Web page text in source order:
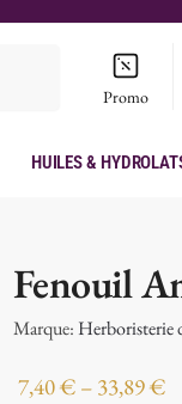
Promo
Huiles &
Fenouil
Marque: Herboristerie
7,40€– 33,89€